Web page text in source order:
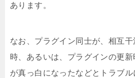
あります。
なお、プラグイン同士が、相互
時、あるいは、プラグインの更
が真っ白になったなどとトラブ